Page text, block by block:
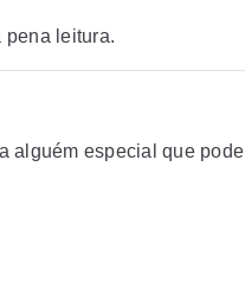
pena leitura.
alguém especial que pode